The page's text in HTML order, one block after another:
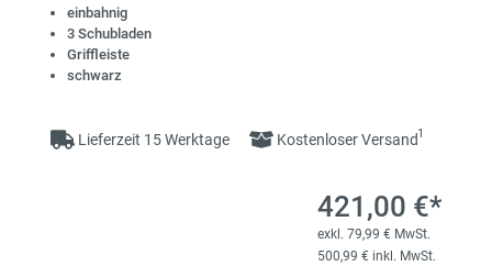
einbahnig
3 Schubladen
Griffleiste
schwarz
Lieferzeit 15 Werktage Kostenloser Versand1
421,00 €*
exkl. 79,99 € MwSt.
500,99 € inkl. MwSt.